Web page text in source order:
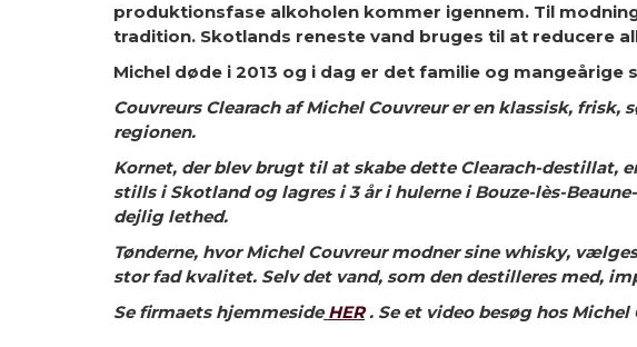
produktionsfase alkoholen kommer igennem. Til
tradition. Skotlands reneste vand bruges til at reducere
Michel døde i 2013 og i dag er det familie og
Couvreurs Clearach af Michel Couvreur er en klassisk,
regionen.
Kornet, der blev brugt til at skabe dette Clearach-destillat,
stills i Skotland og lagres i 3 år i hulerne i Bouze-lès-
dejlig lethed.
Tønderne, hvor Michel Couvreur modner sine whisky,
stor fad kvalitet. Selv det vand, som den destilleres med,
Se firmaets hjemmeside HER. Se et video besøg hos Michel